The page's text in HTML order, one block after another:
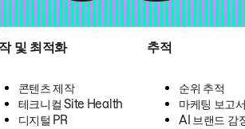
및 최적화
콘텐츠 제작
테크니컬 Site Health
디지털 PR
추적
순위 추적
마케팅 보고
AI 브랜드 감